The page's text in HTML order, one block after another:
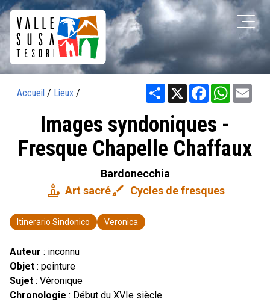
Accueil / Lieux / Share X Facebook
Images syndoniques -
Fresque Chapelle Chaffaux
Bardonecchia
candle Art sacrébrush Cycles de fresques
Itinerario Sindonico Veronica
Auteur : inconnu
Objet : peinture
Sujet : Véronique
Chronologie : Début du XVIe siècle